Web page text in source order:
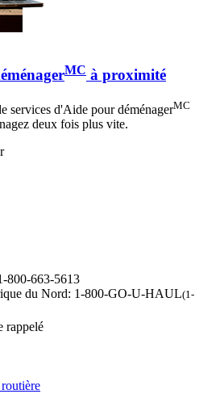
MC à proximité
services d'Aide pour déménagerMC
deux fois plus vite.
800-663-5613
du Nord: 1-800-GO-U-HAUL(1-
rappelé